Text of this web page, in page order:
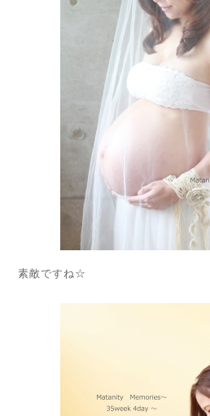
素敵ですね☆